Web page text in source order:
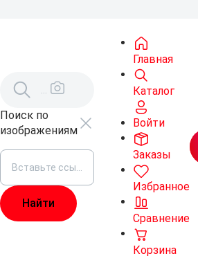
Поиск по
изображениям
Главная
Каталог
Войти
Заказы
Избранное
Сравнение
Корзина